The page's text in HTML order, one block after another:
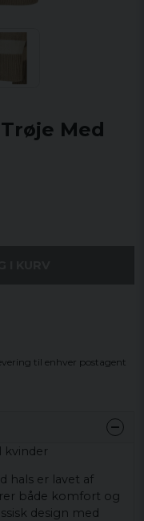
Med
til enhver postagent
kvinder
hals er lavet af
både komfort og
design med